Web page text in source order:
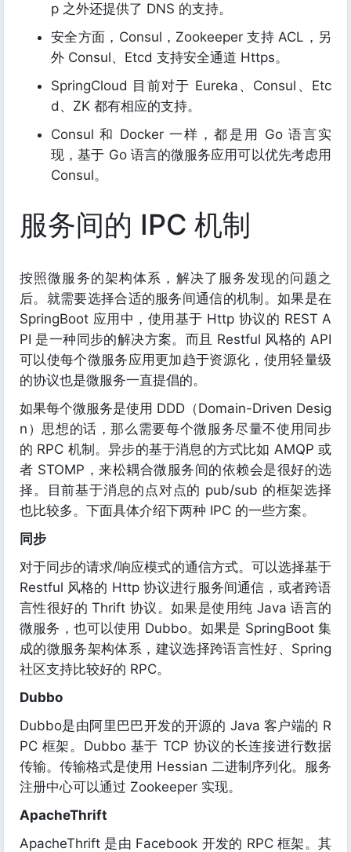
p 之外还提供了 DNS 的支持。
安全方面，Consul，Zookeeper 支持 ACL，另
外 Consul、Etcd 支持安全通道 Https。
SpringCloud 目前对于 Eureka、Consul、Etc
d、ZK 都有相应的支持。
Consul 和 Docker 一样，都是用 Go 语言实
现，基于 Go 语言的微服务应用可以优先考虑用
Consul。
服务间的 IPC 机制
按照微服务的架构体系，解决了服务发现的问题之
后。就需要选择合适的服务间通信的机制。如果是在
SpringBoot 应用中，使用基于 Http 协议的 REST A
PI 是一种同步的解决方案。而且 Restful 风格的 API
可以使每个微服务应用更加趋于资源化，使用轻量级
的协议也是微服务一直提倡的。
如果每个微服务是使用 DDD（Domain-Driven Desig
n）思想的话，那么需要每个微服务尽量不使用同步
的 RPC 机制。异步的基于消息的方式比如 AMQP 或
者 STOMP，来松耦合微服务间的依赖会是很好的选
择。目前基于消息的点对点的 pub/sub 的框架选择
也比较多。下面具体介绍下两种 IPC 的一些方案。
同步
对于同步的请求/响应模式的通信方式。可以选择基于
Restful 风格的 Http 协议进行服务间通信，或者跨语
言性很好的 Thrift 协议。如果是使用纯 Java 语言的
微服务，也可以使用 Dubbo。如果是 SpringBoot 集
成的微服务架构体系，建议选择跨语言性好、Spring
社区支持比较好的 RPC。
Dubbo
Dubbo是由阿里巴巴开发的开源的 Java 客户端的 R
PC 框架。Dubbo 基于 TCP 协议的长连接进行数据
传输。传输格式是使用 Hessian 二进制序列化。服务
注册中心可以通过 Zookeeper 实现。
ApacheThrift
ApacheThrift 是由 Facebook 开发的 RPC 框架。其